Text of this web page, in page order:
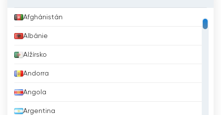
Afghánistán
Albánie
Alžírsko
Andorra
Angola
Argentina